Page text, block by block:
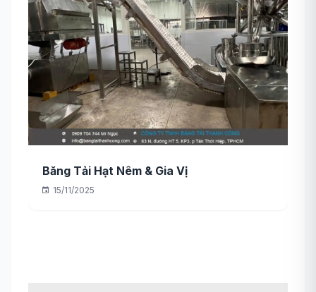
Băng Tải Hạt Nêm & Gia Vị
15/11/2025